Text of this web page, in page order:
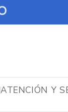
ATENCIÓN Y